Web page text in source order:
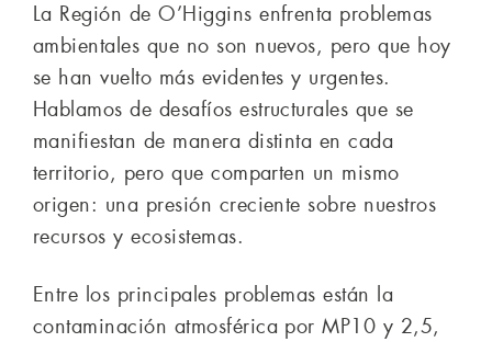
La Región de O’Higgins enfrenta problemas
ambientales que no son nuevos, pero que hoy
se han vuelto más evidentes y urgentes.
Hablamos de desafíos estructurales que se
manifiestan de manera distinta en cada
territorio, pero que comparten un mismo
origen: una presión creciente sobre nuestros
recursos y ecosistemas.
Entre los principales problemas están la
contaminación atmosférica por MP10 y 2,5,